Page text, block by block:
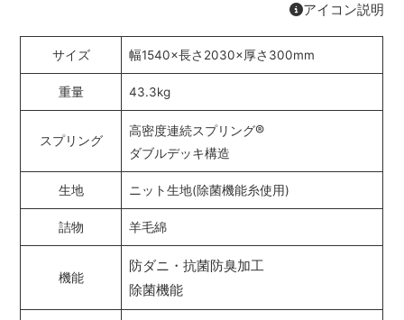
アイコン説明
サイズ 幅1540×長さ2030×厚さ300mm
重量 43.3kg
スプリング
高密度連続スプリング®
ダブルデッキ構造
生地 ニット生地(除菌機能糸使用)
詰物 羊毛綿
機能
防ダニ・抗菌防臭加工
除菌機能